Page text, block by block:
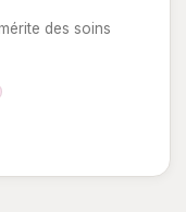
des soins